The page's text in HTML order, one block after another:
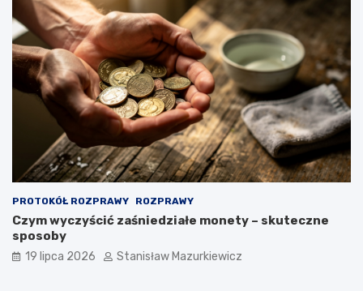
PROTOKÓŁ ROZPRAWY ROZPRAWY
Czym wyczyścić zaśniedziałe monety – skuteczne
sposoby
19 lipca 2026 Stanisław Mazurkiewicz